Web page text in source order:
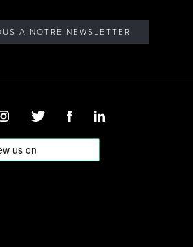
À NOTRE NEWSLETTER